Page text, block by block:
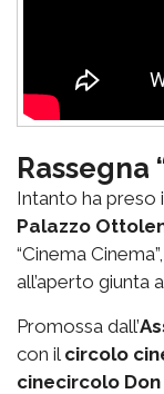
Rassegna
Intanto ha preso
Palazzo
“Cinema
all’aperto giunta
Promossa dall’
con il circolo
cinecircolo